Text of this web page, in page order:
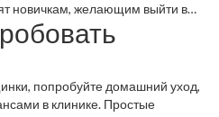
новичкам, желающим выйти в
попробуйте домашний уход,
в клинике. Простые